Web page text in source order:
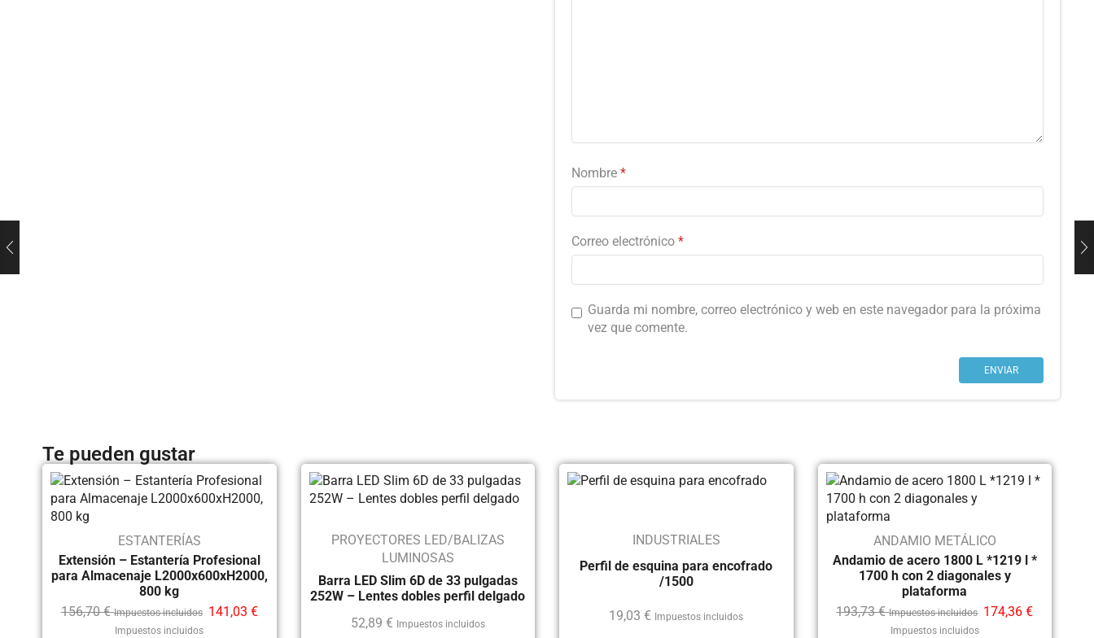
Nombre *
Correo electrónico *
Guarda mi nombre, correo electrónico y web en este navegador para la próxima
vez que comente.
Te pueden gustar
ESTANTERÍAS
Extensión – Estantería Profesional
para Almacenaje L2000x600xH2000,
800 kg
156,70€ Impuestos incluidos 141,03 €
Impuestos incluidos
PROYECTORES LED/BALIZAS
LUMINOSAS
Barra LED Slim 6D de 33 pulgadas
252W – Lentes dobles perfil delgado
52,89 € Impuestos incluidos
INDUSTRIALES
Perfil de esquina para encofrado
/1500
19,03€ Impuestos incluidos
ANDAMIO METÁLICO
Andamio de acero 1800 L *1219 l *
1700 h con 2 diagonales y
plataforma
193,73€ Impuestos incluidos 174,36€
Impuestos incluidos